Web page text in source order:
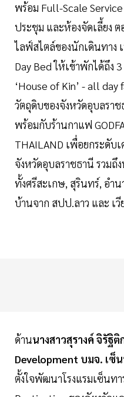
พร้อม Full-Scale
ประชุม และห้องจัดเลี้ยง
ไลฟ์สไตล์ของนักเดินทาง
Day Bed ให้เข้าพักได้ถึง
‘House of Kin’ - all
วัตถุดิบของจังหวัดอุบลรา
พร้อมกับร้านกาแฟ
THAILAND เพื่อยกระดับ
จังหวัดอุบลราชธานี รวมถึ
ทั้งศรีสะเกษ, สุรินทร์, อำ
บ้านจาก สปป.ลาว และ เ
ด้านนางสาวสุรางค์ จิรัฐิ
Development บมจ. เ
ตั้งใจพัฒนาโรงแรมเซ็นท